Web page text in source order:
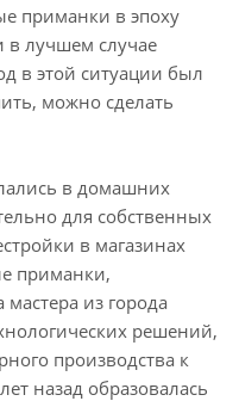
приманки в эпоху
в лучшем случае
в этой ситуации был
можно сделать
в домашних
для собственных
в магазинах
приманки,
из города
решений,
производства к
назад образовалась